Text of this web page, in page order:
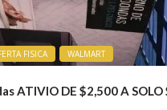
FISICA WALMART
ATIVIO DE $2,500 A SOLO